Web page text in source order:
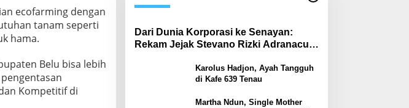
ecofarming dengan
tanam seperti
hama.
Belu bisa lebih
Kompetitif di
Dari Dunia Korporasi ke Senayan:
Rekam Jejak Stevano Rizki Adranacus
Karolus Hadjon, Ayah Tangguh
di Kafe 639 Tenau
Martha Ndun, Single Mother